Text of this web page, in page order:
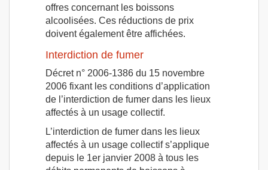
offres concernant les boissons
alcoolisées. Ces réductions de prix
doivent également être affichées.
Interdiction de fumer
Décret n° 2006-1386 du 15 novembre
2006 fixant les conditions d’application
de l’interdiction de fumer dans les lieux
affectés à un usage collectif.
L’interdiction de fumer dans les lieux
affectés à un usage collectif s’applique
depuis le 1er janvier 2008 à tous les